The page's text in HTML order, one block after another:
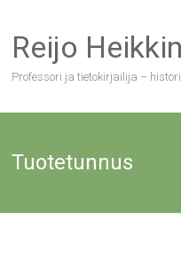
content
Reijo
Professori ja tietokirjailija –
Tuotetunnus